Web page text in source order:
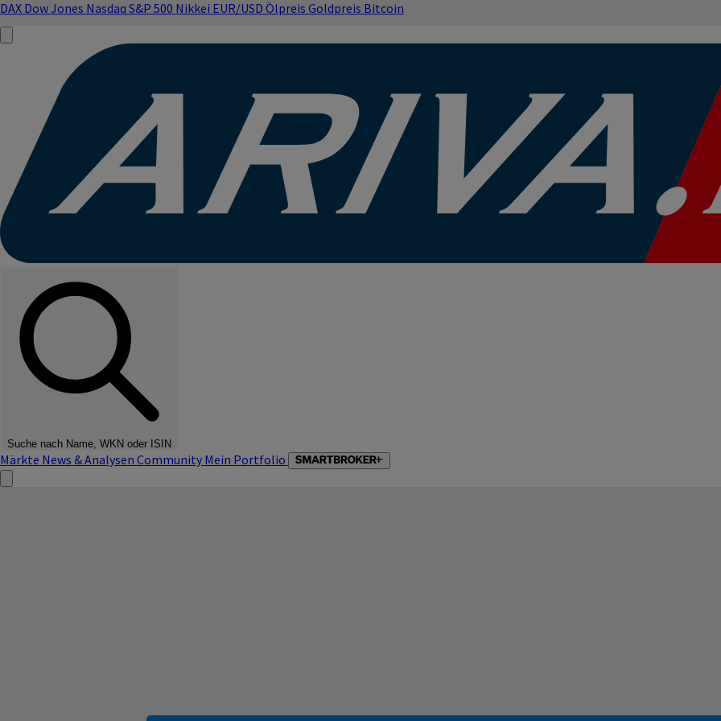
DAX Dow Jones Nasdaq S&P 500 Nikkei EUR/USD Ölpreis Goldpreis Bitcoin
Suche nach Name, WKN oder ISIN
Märkte News & Analysen Community Mein Portfolio